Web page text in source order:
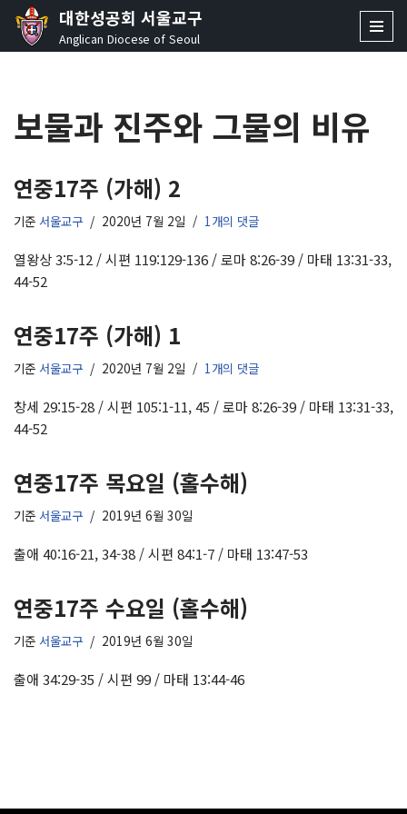
콘
로
건
뛰
기
대한성공회 서울교구
Anglican Diocese of Seoul
보물과 진주와 그물의 비유
연중17주 (가해) 2
기준 서울교구 2020년 7월 2일 1개의 댓글
열왕상 3:5-12 / 시편 119:129-136 / 로마 8:26-39 / 마태 13:31-33,
44-52
연중17주 (가해) 1
기준 서울교구 2020년 7월 2일 1개의 댓글
창세 29:15-28 / 시편 105:1-11, 45 / 로마 8:26-39 / 마태 13:31-33,
44-52
연중17주 목요일 (홀수해)
기준 서울교구 2019년 6월 30일
출애 40:16-21, 34-38 / 시편 84:1-7 / 마태 13:47-53
연중17주 수요일 (홀수해)
기준 서울교구 2019년 6월 30일
출애 34:29-35 / 시편 99 / 마태 13:44-46